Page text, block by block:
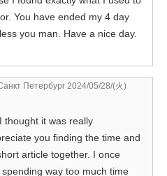
You have ended my 4 day
you man. Have a nice day.
Петербург 2024/05/28/(火)
thought it was really
you finding the time and
article together. I once
way too much time